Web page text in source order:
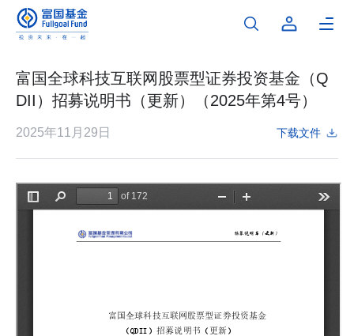
富国全球科技互联网股票型证券投资基金（Q
DII）招募说明书（更新）（2025年第4号）
2025年11月29日 下载文件